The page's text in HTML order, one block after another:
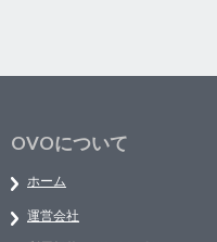
OVOについて
ホーム
運営会社